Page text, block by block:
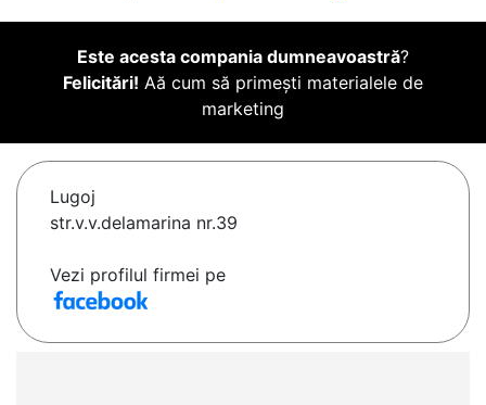
Este acesta compania dumneavoastră?
Felicitări! Aă cum să primești materialele de
marketing
Lugoj
str.v.v.delamarina nr.39
Vezi profilul firmei pe